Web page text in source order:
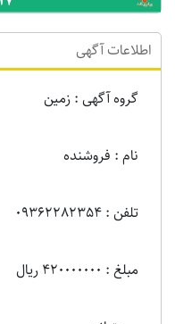
اطلاعات آگهی
گروه آگهی : زمين
نام : فروشنده
تلفن : 09362282354
مبلغ : 420000000 ریال